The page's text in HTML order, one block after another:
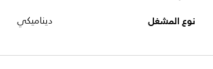
نوع المشغل ديناميكي